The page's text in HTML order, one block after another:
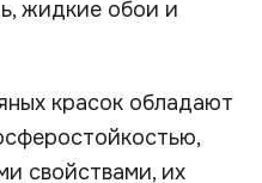
жидкие обои и
красок обладают
свойствами, их